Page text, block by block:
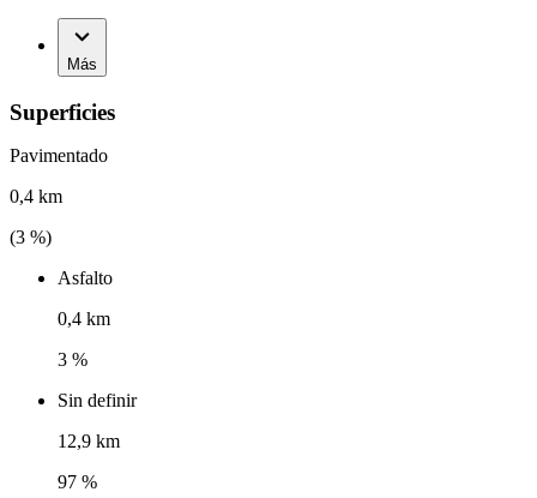
Más
Superficies
Pavimentado
0,4 km
(3 %)
Asfalto
0,4 km
3 %
Sin definir
12,9 km
97 %